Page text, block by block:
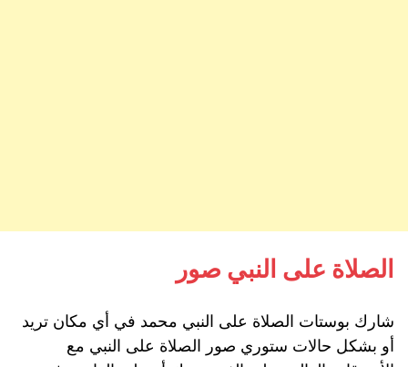
الصلاة على النبي صور
شارك بوستات الصلاة على النبي محمد في أي مكان تريد
أو بشكل حالات ستوري صور الصلاة على النبي مع